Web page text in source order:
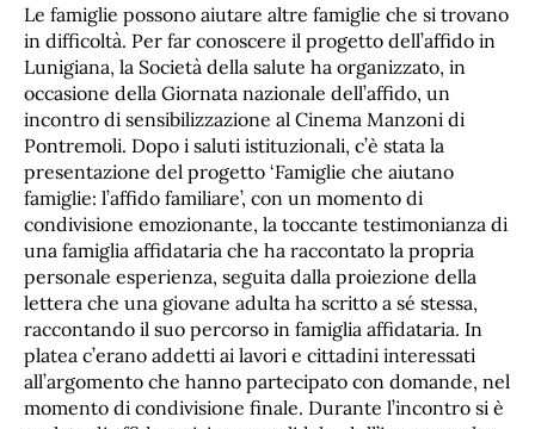
Le famiglie possono aiutare altre famiglie che si trovano
in difficoltà. Per far conoscere il progetto dell’affido in
Lunigiana, la Società della salute ha organizzato, in
occasione della Giornata nazionale dell’affido, un
incontro di sensibilizzazione al Cinema Manzoni di
Pontremoli. Dopo i saluti istituzionali, c’è stata la
presentazione del progetto ‘Famiglie che aiutano
famiglie: l’affido familiare’, con un momento di
condivisione emozionante, la toccante testimonianza di
una famiglia affidataria che ha raccontato la propria
personale esperienza, seguita dalla proiezione della
lettera che una giovane adulta ha scritto a sé stessa,
raccontando il suo percorso in famiglia affidataria. In
platea c’erano addetti ai lavori e cittadini interessati
all’argomento che hanno partecipato con domande, nel
momento di condivisione finale. Durante l’incontro si è